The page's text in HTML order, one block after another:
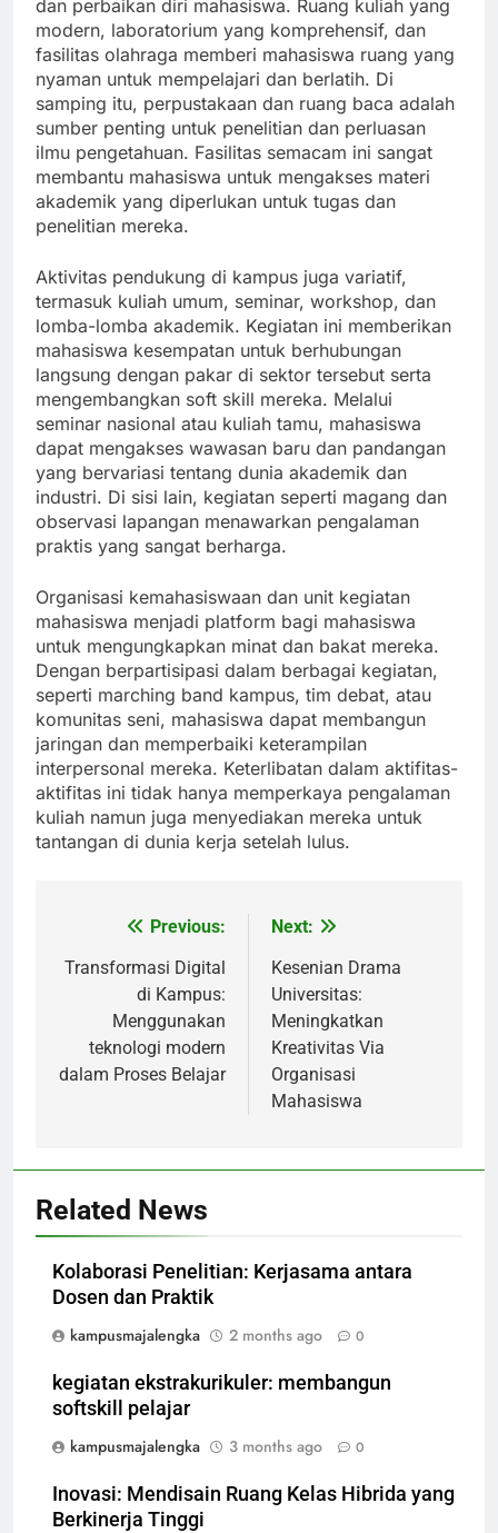
dan perbaikan diri mahasiswa. Ruang kuliah yang
modern, laboratorium yang komprehensif, dan
fasilitas olahraga memberi mahasiswa ruang yang
nyaman untuk mempelajari dan berlatih. Di
samping itu, perpustakaan dan ruang baca adalah
sumber penting untuk penelitian dan perluasan
ilmu pengetahuan. Fasilitas semacam ini sangat
membantu mahasiswa untuk mengakses materi
akademik yang diperlukan untuk tugas dan
penelitian mereka.
Aktivitas pendukung di kampus juga variatif,
termasuk kuliah umum, seminar, workshop, dan
lomba-lomba akademik. Kegiatan ini memberikan
mahasiswa kesempatan untuk berhubungan
langsung dengan pakar di sektor tersebut serta
mengembangkan soft skill mereka. Melalui
seminar nasional atau kuliah tamu, mahasiswa
dapat mengakses wawasan baru dan pandangan
yang bervariasi tentang dunia akademik dan
industri. Di sisi lain, kegiatan seperti magang dan
observasi lapangan menawarkan pengalaman
praktis yang sangat berharga.
Organisasi kemahasiswaan dan unit kegiatan
mahasiswa menjadi platform bagi mahasiswa
untuk mengungkapkan minat dan bakat mereka.
Dengan berpartisipasi dalam berbagai kegiatan,
seperti marching band kampus, tim debat, atau
komunitas seni, mahasiswa dapat membangun
jaringan dan memperbaiki keterampilan
interpersonal mereka. Keterlibatan dalam aktifitas-
aktifitas ini tidak hanya memperkaya pengalaman
kuliah namun juga menyediakan mereka untuk
tantangan di dunia kerja setelah lulus.
navigation
Previous:
Transformasi Digital
di Kampus:
Menggunakan
teknologi modern
dalam Proses Belajar
Next:
Kesenian Drama
Universitas:
Meningkatkan
Kreativitas Via
Organisasi
Mahasiswa
Related News
Kolaborasi Penelitian: Kerjasama antara
Dosen dan Praktik
kampusmajalengka
2 months ago 0
kegiatan ekstrakurikuler: membangun
softskill pelajar
kampusmajalengka
3 months ago 0
Inovasi: Mendisain Ruang Kelas Hibrida yang
Berkinerja Tinggi